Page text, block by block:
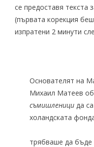
се предоставя текста
(първата корекция
изпратени 2 минути
Основателят на
Михаил Матеев
съмишленици да
холандската
трябваше да